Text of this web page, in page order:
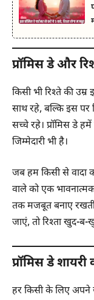
प्रॉमिस डे और
किसी भी रिश्ते की
साथ रहे, बल्कि इस
सच्चे रहे। प्रॉमिस डे हमें
जिम्मेदारी भी है।
जब हम किसी से वादा
वाले को एक
तक मजबूत बनाए रखती
जाएं, तो रिश्ता खुद-
प्रॉमिस डे
हर किसी के लिए अपने